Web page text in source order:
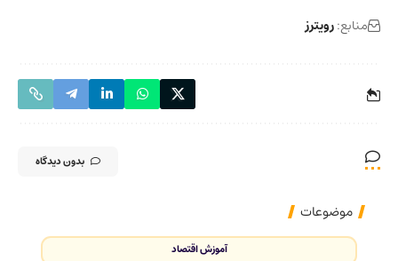
منابع:رویترز
بدون دیدگاه
موضوعات
آموزش اقتصاد